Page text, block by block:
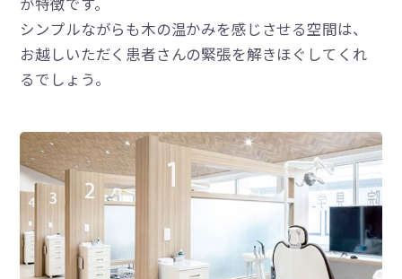
シンプルながらも木の温かみを感じさせる空間は、
お越しいただく患者さんの緊張を解きほぐしてくれ
るでしょう。